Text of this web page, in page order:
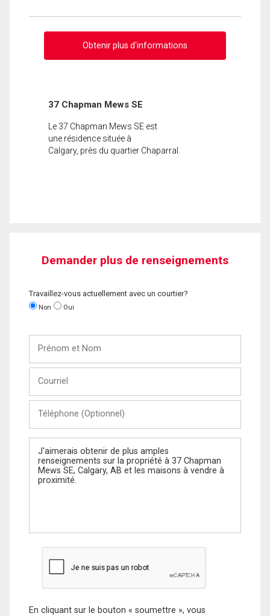
Obtenir plus d'informations
37 Chapman Mews SE
Le 37 Chapman Mews SE est
une résidence située à
Calgary, près du quartier Chaparral.
Demander plus de renseignements
Travaillez-vous actuellement avec un courtier?
Non Oui
Nom
(Optionnel)
Message
En cliquant sur le bouton « soumettre », vous